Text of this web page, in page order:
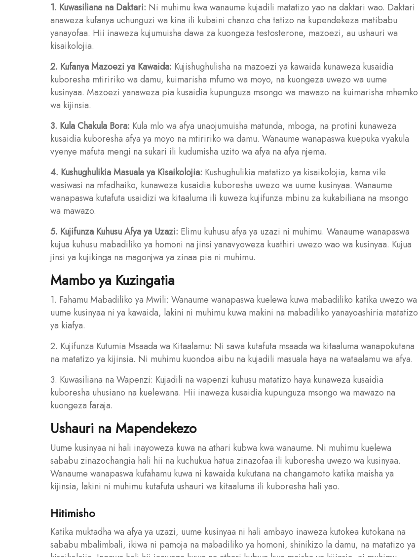
1. Kuwasiliana na Daktari: Ni muhimu kwa wanaume kujadili matatizo yao na daktari wao. Daktari
anaweza kufanya uchunguzi wa kina ili kubaini chanzo cha tatizo na kupendekeza matibabu
yanayofaa. Hii inaweza kujumuisha dawa za kuongeza testosterone, mazoezi, au ushauri wa
kisaikolojia.
2. Kufanya Mazoezi ya Kawaida: Kujishughulisha na mazoezi ya kawaida kunaweza kusaidia
kuboresha mtiririko wa damu, kuimarisha mfumo wa moyo, na kuongeza uwezo wa uume
kusinyaa. Mazoezi yanaweza pia kusaidia kupunguza msongo wa mawazo na kuimarisha mhemko
wa kijinsia.
3. Kula Chakula Bora: Kula mlo wa afya unaojumuisha matunda, mboga, na protini kunaweza
kusaidia kuboresha afya ya moyo na mtiririko wa damu. Wanaume wanapaswa kuepuka vyakula
vyenye mafuta mengi na sukari ili kudumisha uzito wa afya na afya njema.
4. Kushughulikia Masuala ya Kisaikolojia: Kushughulikia matatizo ya kisaikolojia, kama vile
wasiwasi na mfadhaiko, kunaweza kusaidia kuboresha uwezo wa uume kusinyaa. Wanaume
wanapaswa kutafuta usaidizi wa kitaaluma ili kuweza kujifunza mbinu za kukabiliana na msongo
wa mawazo.
5. Kujifunza Kuhusu Afya ya Uzazi: Elimu kuhusu afya ya uzazi ni muhimu. Wanaume wanapaswa
kujua kuhusu mabadiliko ya homoni na jinsi yanavyoweza kuathiri uwezo wao wa kusinyaa. Kujua
jinsi ya kujikinga na magonjwa ya zinaa pia ni muhimu.
Mambo ya Kuzingatia
1. Fahamu Mabadiliko ya Mwili: Wanaume wanapaswa kuelewa kuwa mabadiliko katika uwezo wa
uume kusinyaa ni ya kawaida, lakini ni muhimu kuwa makini na mabadiliko yanayoashiria matatizo
ya kiafya.
2. Kujifunza Kutumia Msaada wa Kitaalamu: Ni sawa kutafuta msaada wa kitaaluma wanapokutana
na matatizo ya kijinsia. Ni muhimu kuondoa aibu na kujadili masuala haya na wataalamu wa afya.
3. Kuwasiliana na Wapenzi: Kujadili na wapenzi kuhusu matatizo haya kunaweza kusaidia
kuboresha uhusiano na kuelewana. Hii inaweza kusaidia kupunguza msongo wa mawazo na
kuongeza faraja.
Ushauri na Mapendekezo
Uume kusinyaa ni hali inayoweza kuwa na athari kubwa kwa wanaume. Ni muhimu kuelewa
sababu zinazochangia hali hii na kuchukua hatua zinazofaa ili kuboresha uwezo wa kusinyaa.
Wanaume wanapaswa kufahamu kuwa ni kawaida kukutana na changamoto katika maisha ya
kijinsia, lakini ni muhimu kutafuta ushauri wa kitaaluma ili kuboresha hali yao.
Hitimisho
Katika muktadha wa afya ya uzazi, uume kusinyaa ni hali ambayo inaweza kutokea kutokana na
sababu mbalimbali, ikiwa ni pamoja na mabadiliko ya homoni, shinikizo la damu, na matatizo ya